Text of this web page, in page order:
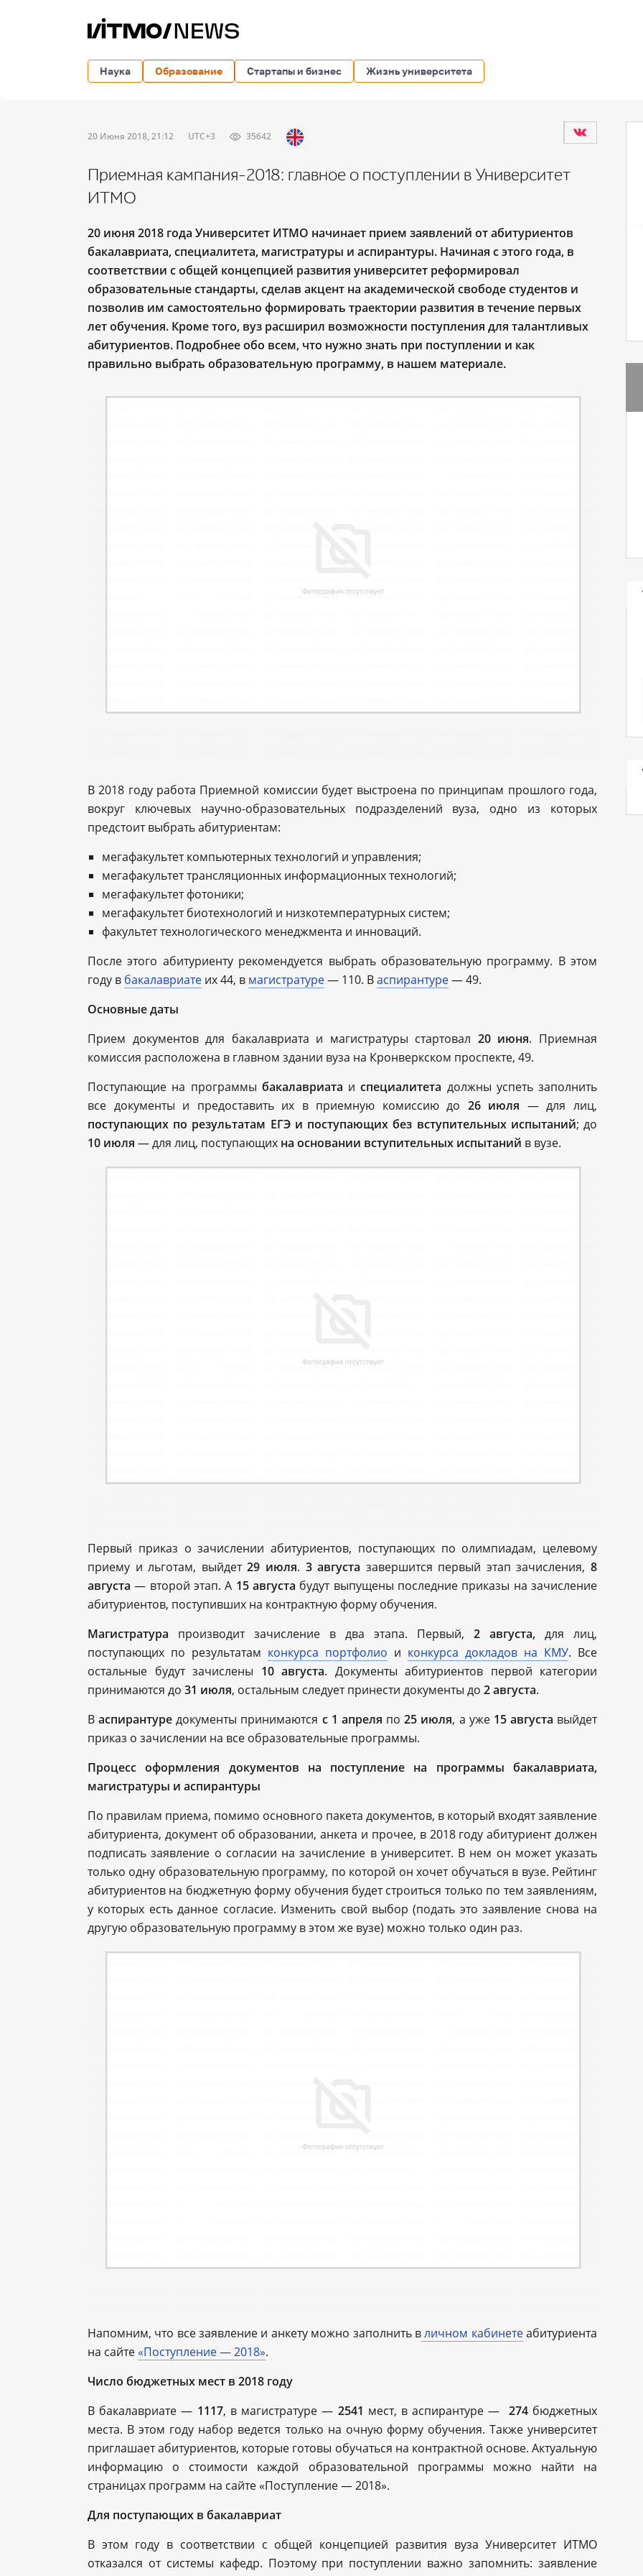
Наука Образование Стартапы и бизнес Жизнь университета
20 Июня 2018, 21:12 UTC+3 35642
Приемная кампания-2018: главное о поступлении в Университет
ИТМО
20 июня 2018 года Университет ИТМО начинает прием заявлений от абитуриентов
бакалавриата, специалитета, магистратуры и аспирантуры. Начиная с этого года, в
соответствии с общей концепцией развития университет реформировал
образовательные стандарты, сделав акцент на академической свободе студентов и
позволив им самостоятельно формировать траектории развития в течение первых
лет обучения. Кроме того, вуз расширил возможности поступления для талантливых
абитуриентов. Подробнее обо всем, что нужно знать при поступлении и как
правильно выбрать образовательную программу, в нашем материале.
В 2018 году работа Приемной комиссии будет выстроена по принципам прошлого года,
вокруг ключевых научно-образовательных подразделений вуза, одно из которых
предстоит выбрать абитуриентам:
мегафакультет компьютерных технологий и управления;
мегафакультет трансляционных информационных технологий;
мегафакультет фотоники;
мегафакультет биотехнологий и низкотемпературных систем;
факультет технологического менеджмента и инноваций.
После этого абитуриенту рекомендуется выбрать образовательную программу. В этом
году в бакалавриате их 44, в магистратуре— 110. Васпирантуре— 49.
Основные даты
Прием документов для бакалавриата и магистратуры стартовал 20 июня. Приемная
комиссия расположена в главном здании вуза на Кронверкском проспекте, 49.
Поступающие на программы бакалавриата и специалитета должны успеть заполнить
все документы и предоставить их в приемную комиссию до 26 июля — для лиц,
поступающих по результатам ЕГЭ и поступающих без вступительных испытаний; до
10 июля — для лиц, поступающих на основании вступительных испытаний в вузе.
Первый приказ о зачислении абитуриентов, поступающих по олимпиадам, целевому
приему и льготам, выйдет29 июля. 3 августа завершится первый этап зачисления,8
августа — второй этап. А 15 августа будут выпущены последние приказы на зачисление
абитуриентов, поступивших на контрактную форму обучения.
Магистратура производит зачисление в два этапа. Первый, 2 августа, для лиц,
поступающих по результатам конкурса портфолио и конкурса докладов на КМУ. Все
остальные будут зачислены 10 августа. Документы абитуриентов первой категории
принимаются до 31 июля, остальным следует принести документы до 2 августа.
Васпирантуредокументы принимаются с 1 апреля по25 июля, а уже 15 августа выйдет
приказ о зачислении на все образовательные программы.
Процесс оформления документов на поступление на программы бакалавриата,
магистратуры и аспирантуры
По правилам приема, помимо основного пакета документов, в который входят заявление
абитуриента, документ об образовании, анкета и прочее, в 2018 году абитуриент должен
подписать заявление о согласии на зачисление в университет. В нем он может указать
только одну образовательную программу, по которой он хочет обучаться в вузе. Рейтинг
абитуриентов на бюджетную форму обучения будет строиться только по тем заявлениям,
у которых есть данное согласие. Изменить свой выбор (подать это заявление снова на
другую образовательную программу в этом же вузе) можно только один раз.
Напомним, что все заявление и анкету можно заполнить вличном кабинетеабитуриента
на сайте «Поступление — 2018».
Число бюджетных мест в 2018 году
В бакалавриате — 1117, в магистратуре — 2541 мест, в аспирантуре — 274бюджетных
места. В этом году набор ведется только на очную форму обучения. Также университет
приглашает абитуриентов, которые готовы обучаться на контрактной основе. Актуальную
информацию о стоимости каждой образовательной программы можно найти на
страницах программ на сайте «Поступление — 2018».
Для поступающих в бакалавриат
В этом году в соответствии с общей концепцией развития вуза Университет ИТМО
отказался от системы кафедр. Поэтому при поступлении важно запомнить: заявление